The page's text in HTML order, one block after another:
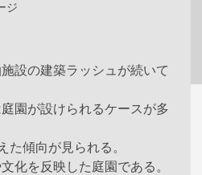
ジ
設の建築ラッシュが続いて
園が設けられるケースが多
た傾向が見られる。
化を反映した庭園である。